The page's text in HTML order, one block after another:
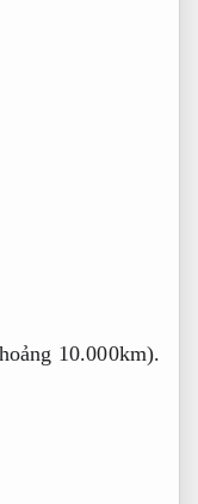
10.000km).